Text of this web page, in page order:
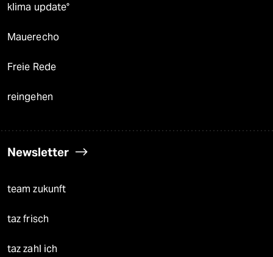
klima update°
Mauerecho
Freie Rede
reingehen
Newsletter
team zukunft
taz frisch
taz zahl ich